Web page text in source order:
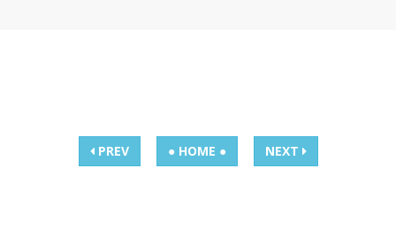
PREV ● HOME ● NEXT